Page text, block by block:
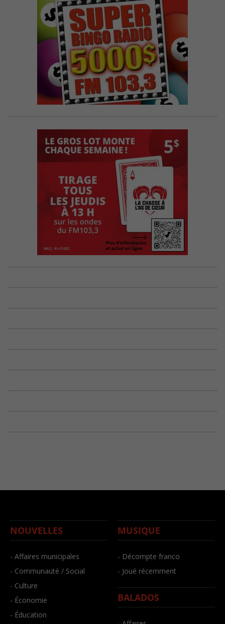
NOUVELLES
- Affaires municipales
- Communauté / Social
- Culture
- Économie
- Éducation
MUSIQUE
- Décompte franco
- Joué récemment
BALADOS